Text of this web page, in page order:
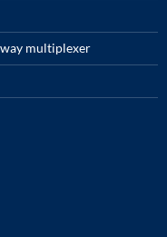
multiplexer